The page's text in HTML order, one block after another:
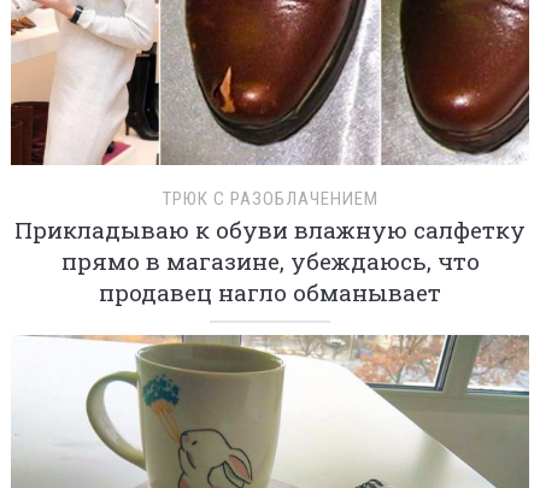
ТРЮК С РАЗОБЛАЧЕНИЕМ
Прикладываю к обуви влажную салфетку
прямо в магазине, убеждаюсь, что
продавец нагло обманывает